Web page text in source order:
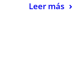
Leer más